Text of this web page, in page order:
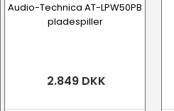
Audio-Technica AT-LPW50PB
pladespiller
2.849 DKK